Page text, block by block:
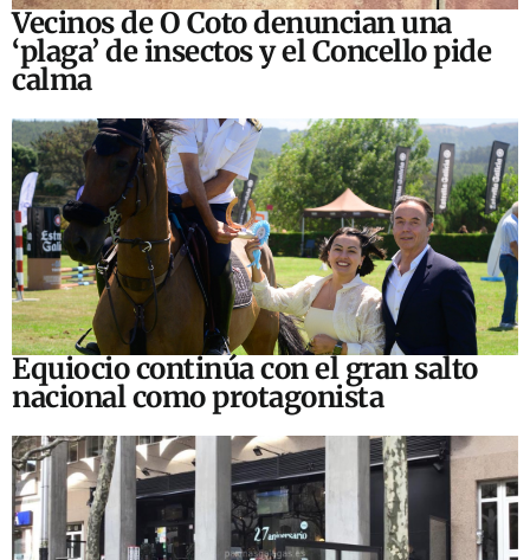
Vecinos de O Coto denuncian una
‘plaga’ de insectos y el Concello pide
calma
Equiocio continúa con el gran salto
nacional como protagonista